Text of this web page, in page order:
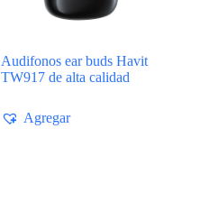
Audifonos ear buds Havit
TW917 de alta calidad
Agregar